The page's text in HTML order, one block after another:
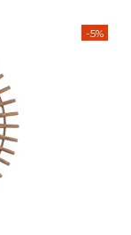
-5%